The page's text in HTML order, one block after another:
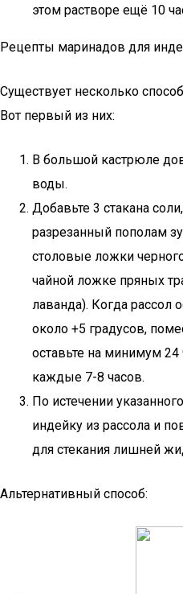
этом растворе ещё 10
Рецепты маринадов для
Существует несколько
Вот первый из них:
В большой кастрюле
воды.
Добавьте 3 стакана
разрезанный пополам
столовые ложки
чайной ложке пряных
лаванда). Когда рассол
около +5 градусов,
оставьте на минимум 24
каждые 7-8 часов.
По истечении
индейку из рассола и
для стекания лишней
Альтернативный способ: